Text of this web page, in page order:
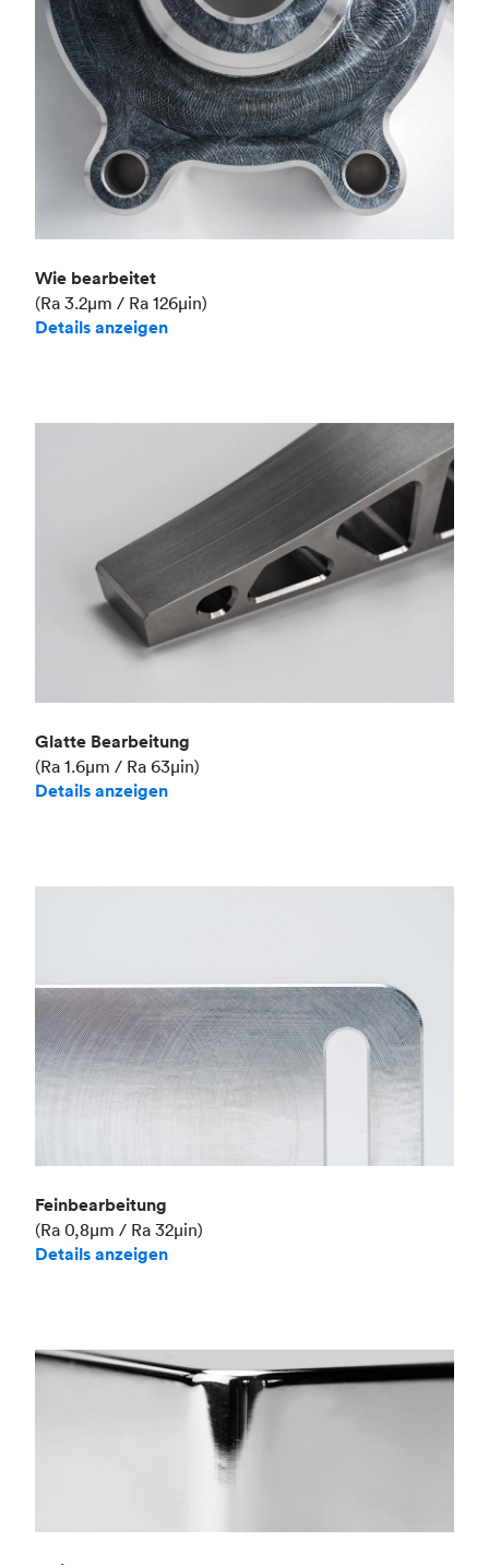
Wie bearbeitet
(Ra 3.2μm / Ra 126μin)
Details anzeigen
Glatte Bearbeitung
(Ra 1.6μm / Ra 63μin)
Details anzeigen
Feinbearbeitung
(Ra 0,8μm / Ra 32μin)
Details anzeigen